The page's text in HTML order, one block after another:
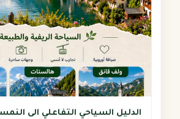
الدليل السياحي التفاعلي الى